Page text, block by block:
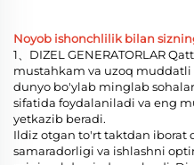
Noyob ishonchlilik bilan
1、DIZEL GENERATORLAR
mustahkam va uzoq
dunyo bo'ylab minglab
sifatida foydalaniladi va eng
yetkazib beradi.
Ildiz otgan to'rt taktdan iborat
samaradorligi va ishlashni